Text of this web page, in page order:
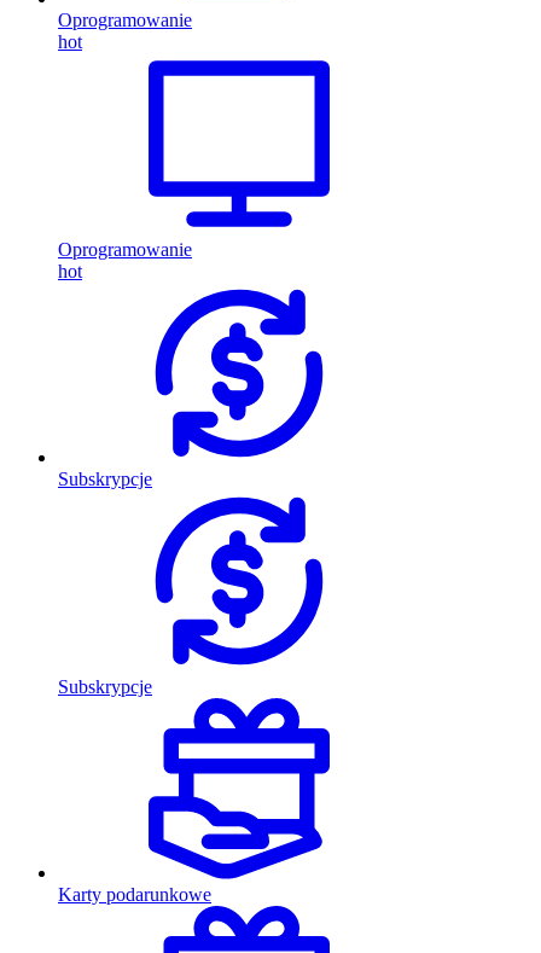
Oprogramowanie
hot
Oprogramowanie
hot
Subskrypcje
Subskrypcje
Karty podarunkowe